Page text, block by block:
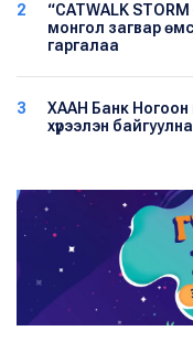
2
“CATWALK
монгол загвар
гаргалаа
3
ХААН Банк Ногоон
хүрээлэн байгуулна